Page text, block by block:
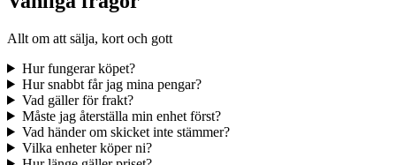
Allt om att sälja, kort och gott
Hur fungerar köpet?
Hur snabbt får jag mina pengar?
Vad gäller för frakt?
Måste jag återställa min enhet först?
Vad händer om skicket inte stämmer?
Vilka enheter köper ni?